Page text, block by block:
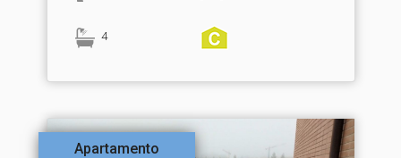
4
Apartamento